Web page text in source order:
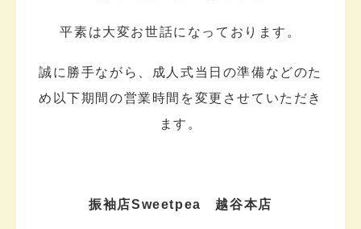
平素は大変お世話になっております。
誠に勝手ながら、
成人式当日の準備などのた
め以下期間の営業時間を変更させていただき
ます。
振袖店Sweetpea 越谷本店